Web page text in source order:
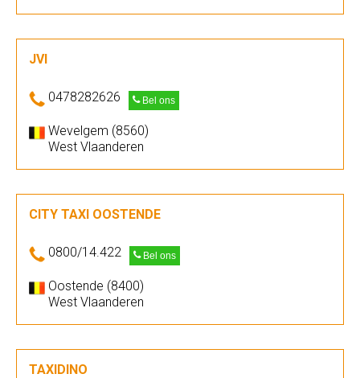
JVI
0478282626 Bel ons
Wevelgem (8560)
West Vlaanderen
CITY TAXI OOSTENDE
0800/14.422 Bel ons
Oostende (8400)
West Vlaanderen
TAXIDINO